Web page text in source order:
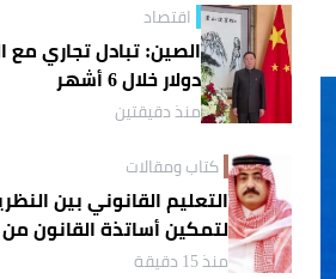
اقتصاد
دولار خلال 6 أشهر
منذ دقيقتين
كتاب ومقالات
التعليم القانوني بين
لتمكين أساتذة القانون
منذ 15 دقيقة